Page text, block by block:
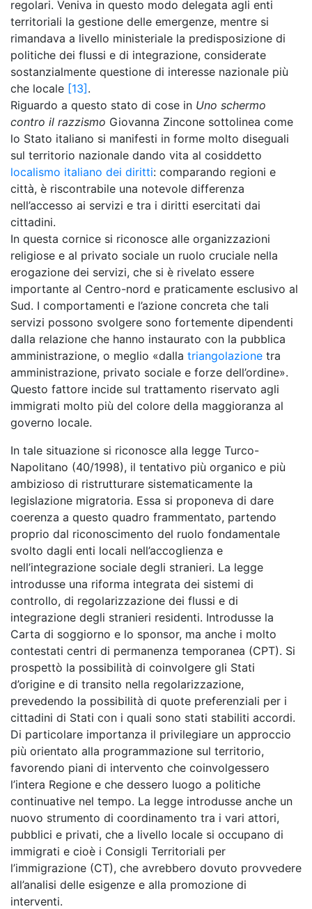
regolari. Veniva in questo modo delegata agli enti
territoriali la gestione delle emergenze, mentre si
rimandava a livello ministeriale la predisposizione di
politiche dei flussi e di integrazione, considerate
sostanzialmente questione di interesse nazionale più
che locale [13].
Riguardo a questo stato di cose in Uno schermo
contro il razzismo Giovanna Zincone sottolinea come
lo Stato italiano si manifesti in forme molto diseguali
sul territorio nazionale dando vita al cosiddetto
localismo italiano dei diritti: comparando regioni e
città, è riscontrabile una notevole differenza
nell’accesso ai servizi e tra i diritti esercitati dai
cittadini.
In questa cornice si riconosce alle organizzazioni
religiose e al privato sociale un ruolo cruciale nella
erogazione dei servizi, che si è rivelato essere
importante al Centro-nord e praticamente esclusivo al
Sud. I comportamenti e l’azione concreta che tali
servizi possono svolgere sono fortemente dipendenti
dalla relazione che hanno instaurato con la pubblica
amministrazione, o meglio «dalla triangolazione tra
amministrazione, privato sociale e forze dell’ordine».
Questo fattore incide sul trattamento riservato agli
immigrati molto più del colore della maggioranza al
governo locale.
In tale situazione si riconosce alla legge Turco-
Napolitano (40/1998), il tentativo più organico e più
ambizioso di ristrutturare sistematicamente la
legislazione migratoria. Essa si proponeva di dare
coerenza a questo quadro frammentato, partendo
proprio dal riconoscimento del ruolo fondamentale
svolto dagli enti locali nell’accoglienza e
nell’integrazione sociale degli stranieri. La legge
introdusse una riforma integrata dei sistemi di
controllo, di regolarizzazione dei flussi e di
integrazione degli stranieri residenti. Introdusse la
Carta di soggiorno e lo sponsor, ma anche i molto
contestati centri di permanenza temporanea (CPT). Si
prospettò la possibilità di coinvolgere gli Stati
d’origine e di transito nella regolarizzazione,
prevedendo la possibilità di quote preferenziali per i
cittadini di Stati con i quali sono stati stabiliti accordi.
Di particolare importanza il privilegiare un approccio
più orientato alla programmazione sul territorio,
favorendo piani di intervento che coinvolgessero
l’intera Regione e che dessero luogo a politiche
continuative nel tempo. La legge introdusse anche un
nuovo strumento di coordinamento tra i vari attori,
pubblici e privati, che a livello locale si occupano di
immigrati e cioè i Consigli Territoriali per
l’immigrazione (CT), che avrebbero dovuto provvedere
all’analisi delle esigenze e alla promozione di
interventi.